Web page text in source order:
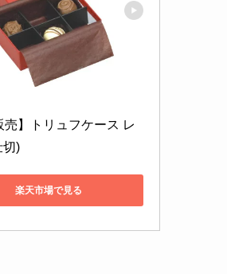
売】トリュフケース レ
切)
楽天市場で見る